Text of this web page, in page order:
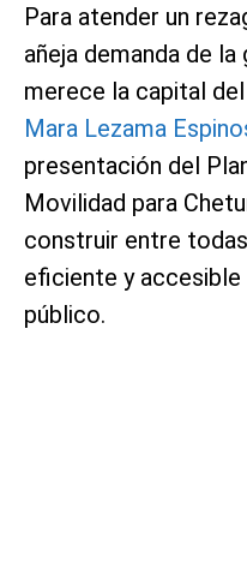
Para atender un
añeja demanda de
merece la capital
Mara Lezama
presentación del
Movilidad para
construir entre
eficiente y
público.